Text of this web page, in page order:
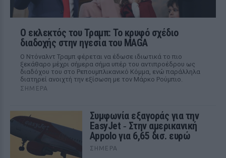
Ο εκλεκτός του Τραμπ: Το κρυφό σχέδιο
διαδοχής στην ηγεσία του MAGA
Ο Ντόναλντ Τραμπ φέρεται να έδωσε ιδιωτικά το πιο
ξεκάθαρο μέχρι σήμερα σήμα υπέρ του αντιπροέδρου ως
διαδόχου του στο Ρεπουμπλικανικό Κόμμα, ενώ παράλληλα
διατηρεί ανοιχτή την εξίσωση με τον Μάρκο Ρούμπιο.
ΣΉΜΕΡΑ
Συμφωνία εξαγοράς για την
EasyJet ‑ Στην αμερικανική
Appolo για 6,65 δισ. ευρώ
ΣΉΜΕΡΑ